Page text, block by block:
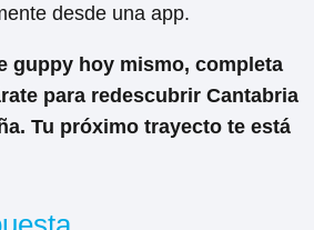
desde una app.
guppy hoy mismo, completa
para redescubrir Cantabria
Tu próximo trayecto te está